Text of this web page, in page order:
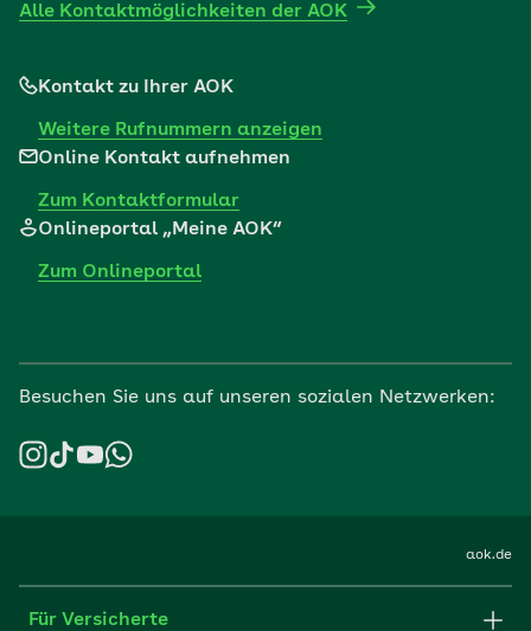
Alle Kontaktmöglichkeiten der AOK
Kontakt zu Ihrer AOK
Weitere Rufnummern anzeigen
Online Kontakt aufnehmen
Zum Kontaktformular
Onlineportal „Meine AOK“
Zum Onlineportal
Besuchen Sie uns auf unseren sozialen Netzwerken:
aok.de
Für Versicherte